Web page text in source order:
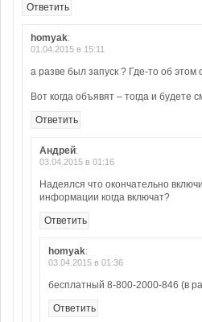
Ответить
homyak:
01.04.2015 в 15:11
а разве был запуск ? Где-то об этом
Вот когда объявят – тогда и будете
Ответить
Андрей:
03.04.2015 в 01:16
Надеялся что окончательно
информации когда включат?
Ответить
homyak:
03.04.2015 в 01:36
бесплатный 8-800-2000-846 (в
Ответить